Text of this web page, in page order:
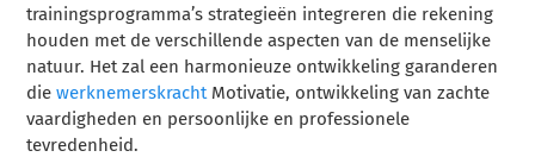
trainingsprogramma’s strategieën integreren die rekening
houden met de verschillende aspecten van de menselijke
natuur. Het zal een harmonieuze ontwikkeling garanderen
diewerknemerskracht Motivatie, ontwikkeling van zachte
vaardigheden en persoonlijke en professionele
tevredenheid.